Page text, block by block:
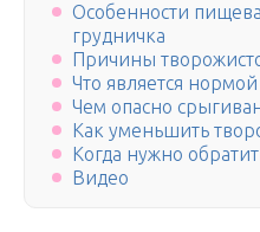
Особенности
грудничка
Причины
Что является нормой
Чем опасно
Как уменьшить
Когда нужно
Видео